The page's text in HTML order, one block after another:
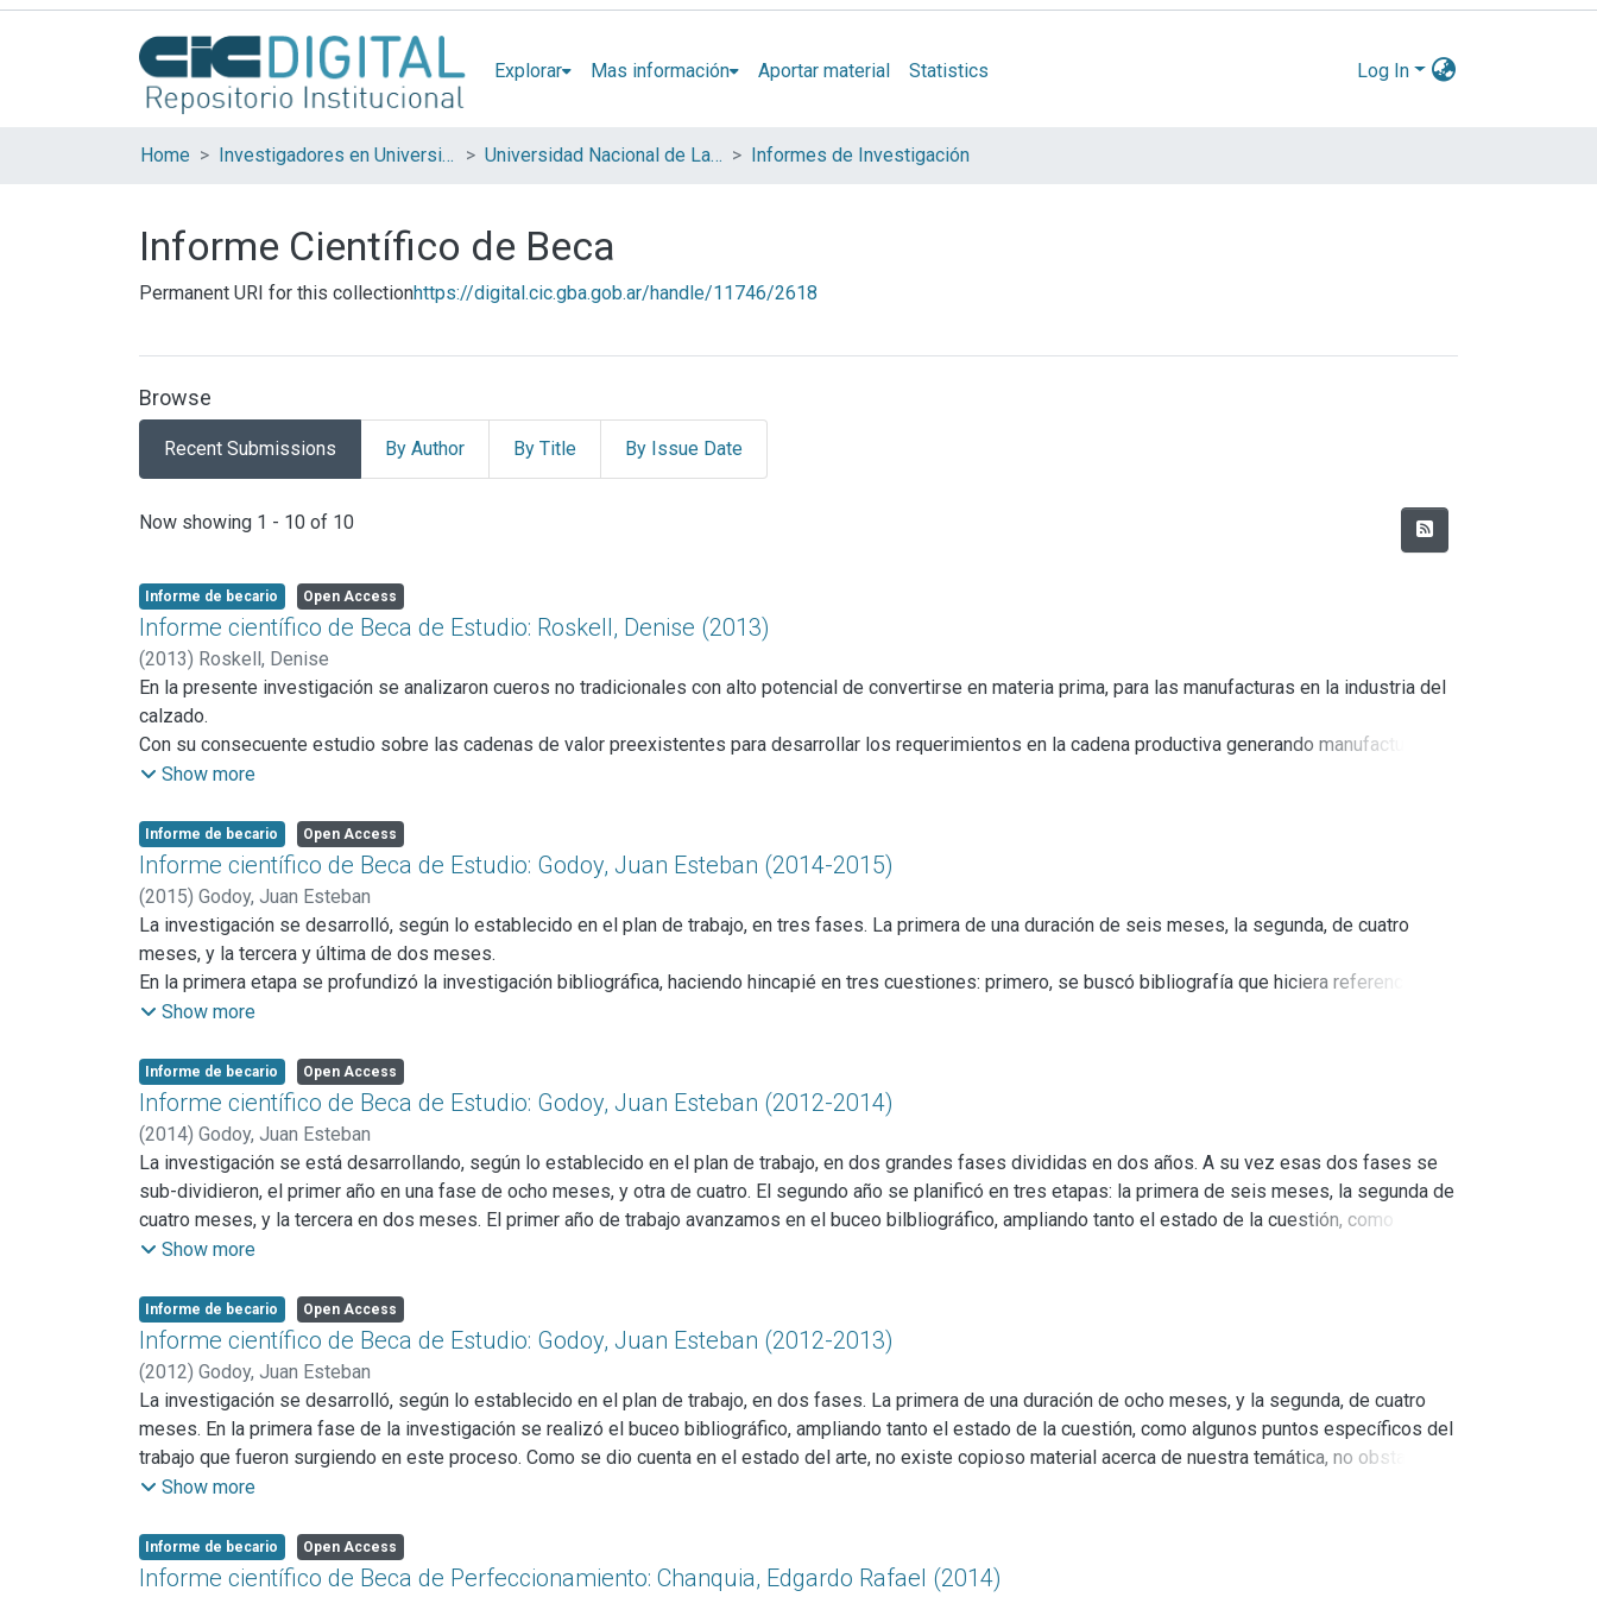
Explorar Mas información Aportar material Statistics Log In
Home Investigadores en Universidades Nacionales de la provincia de Buenos Aires Universidad Nacional de Lanús (UNLA) Informes de Investigación
Informe Científico de Beca
Permanent URI for this collectionhttps://digital.cic.gba.gob.ar/handle/11746/2618
Browse
Recent Submissions By Author By Title By Issue Date
Recent Submissions
Now showing 1 - 10 of 10
Informe de becario Open Access
Informe científico de Beca de Estudio: Roskell, Denise (2013)
(2013) Roskell, Denise
En la presente investigación se analizaron cueros no tradicionales con alto potencial de convertirse en materia prima, para las manufacturas en la industria del
calzado.
Con su consecuente estudio sobre las cadenas de valor preexistentes para desarrollar los requerimientos en la cadena productiva generando manufacturas de
alto valor agregado.
Show more
Informe de becario Open Access
Informe científico de Beca de Estudio: Godoy, Juan Esteban (2014-2015)
(2015) Godoy, Juan Esteban
La investigación se desarrolló, según lo establecido en el plan de trabajo, en tres fases. La primera de una duración de seis meses, la segunda, de cuatro
meses, y la tercera y última de dos meses.
En la primera etapa se profundizó la investigación bibliográfica, haciendo hincapié en tres cuestiones: primero, se buscó bibliografía que hiciera referencia a
las publicaciones periódicas de FORJA; segundo, se realizó una investigación por los diferentes archivos que pudieran tener publicaciones periódicas de
haciendo énfasis en los aportes del pensamiento nacional a la cuestión. Con respecto a la primera cuestión, se encontró muy poca bibliografía que hiciera
referencia a las publicaciones de FORJA, sobre todo en los trabajos sobre la agrupación o sobre miembros de la misma se encontraron someras
aproximaciones a las publicaciones, pero sin que éste sea el eje de dichos trabajos.
Show more
Informe de becario Open Access
Informe científico de Beca de Estudio: Godoy, Juan Esteban (2012-2014)
(2014) Godoy, Juan Esteban
La investigación se está desarrollando, según lo establecido en el plan de trabajo, en dos grandes fases divididas en dos años. A su vez esas dos fases se
sub-dividieron, el primer año en una fase de ocho meses, y otra de cuatro. El segundo año se planificó en tres etapas: la primera de seis meses, la segunda de
cuatro meses, y la tercera en dos meses. El primer año de trabajo avanzamos en el buceo bilbliográfico, ampliando tanto el estado de la cuestión, como
algunos puntos específicos del trabajo que fueron surgiendo en este proceso. Como se dio cuenta en el estado del arte, no existe copioso material acerca de
compendiar el material necesario para el desarrollo del trabajo. En esta investigación bibliográfica se amplió el corpus teórico, y en la misma fueron surgiendo
nuevos interrogantes en relación al tema de investigación. Para el desarrollo del mismo se tuvo en cuenta la pertinencia teórico-metodológica, utilizando
herramientas que nos proveen las ciencias sociales. En el plano material se encontró dificultad en la obtención de algunos materiales bibliográficos y
documentos, dada la poca presencia de los mismos en bibliotecas, archivos, librerías especializadas, etc.
Show more
Informe de becario Open Access
Informe científico de Beca de Estudio: Godoy, Juan Esteban (2012-2013)
(2012) Godoy, Juan Esteban
La investigación se desarrolló, según lo establecido en el plan de trabajo, en dos fases. La primera de una duración de ocho meses, y la segunda, de cuatro
meses. En la primera fase de la investigación se realizó el buceo bibliográfico, ampliando tanto el estado de la cuestión, como algunos puntos específicos del
trabajo que fueron surgiendo en este proceso. Como se dio cuenta en el estado del arte, no existe copioso material acerca de nuestra temática, no obstante,
profundizando la búsqueda (sobre todo en capítulos de libros y en los miembros de la agrupación) se logró compendiar el material necesario para el
esta forma, en esta investigación bibliográfica se amplió el corpus teórico, y en la misma fueron surgiendo nuevos interrogantes en relación al tema de
investigación. Para el desarrollo del mismo se tuvo en cuenta la pertinencia teórico-metodológica, utilizando herramientas que nos proveen las ciencias
Show more
Informe de becario Open Access
Informe científico de Beca de Perfeccionamiento: Chanquia, Edgardo Rafael (2014)